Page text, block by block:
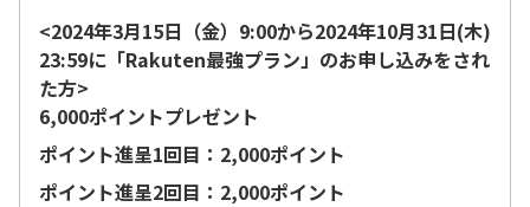
<2024年3月15日（金）9:00から2024年10月31日(木)
23:59に「Rakuten最強プラン」のお申し込みをされ
た方>
6,000ポイントプレゼント
ポイント進呈1回目：2,000ポイント
ポイント進呈2回目：2,000ポイント